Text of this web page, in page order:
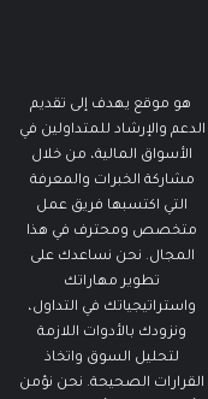
هو موقع يهدف إلى تقديم
الدعم والإرشاد للمتداولين في
الأسواق المالية، من خلال
مشاركة الخبرات والمعرفة
التي اكتسبها فريق عمل
متخصص ومحترف في هذا
المجال. نحن نساعدك على
تطوير مهاراتك
واستراتيجياتك في التداول،
ونزودك بالأدوات اللازمة
لتحليل السوق واتخاذ
القرارات الصحيحة. نحن نؤمن